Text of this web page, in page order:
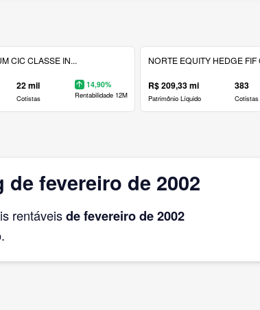
CIC CLASSE IN...
22 mil
Cotistas
14,90%
Rentabilidade 12M
NORTE EQUITY HEDGE FIF
R$ 209,33 mi
Patrimônio Líquido
383
Cotistas
fevereiro de 2002
rentáveisde fevereirode 2002